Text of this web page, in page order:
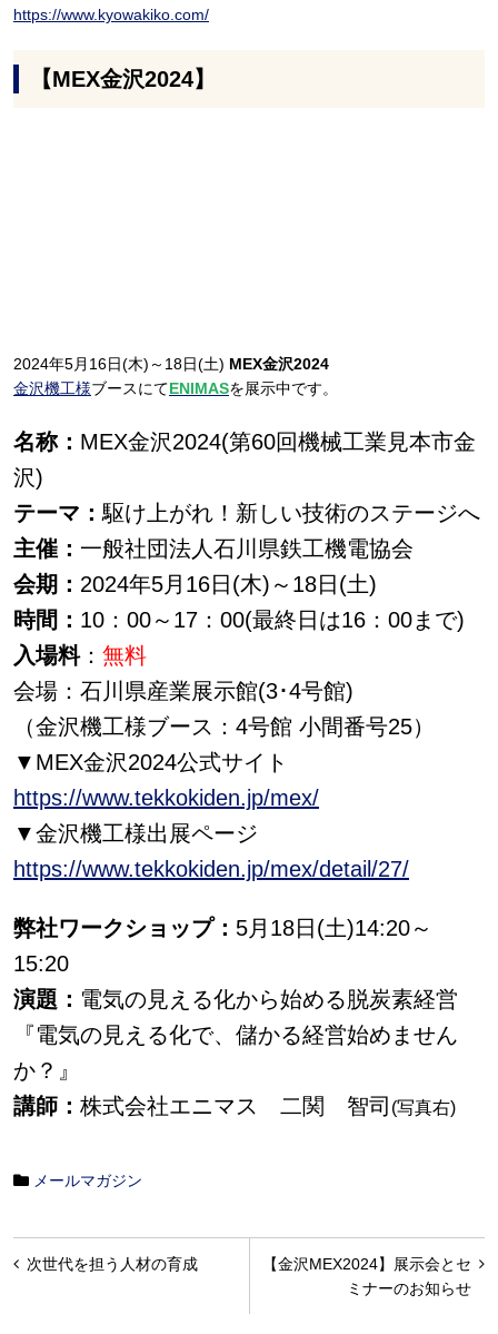
https://www.kyowakiko.com/
【MEX金沢2024】
2024年5月16日(木)～18日(土) MEX金沢2024
金沢機工様ブースにてENIMASを展示中です。
名称： MEX金沢2024(第60回機械工業見本市金
沢)
テーマ： 駆け上がれ！新しい技術のステージへ
主催： 一般社団法人石川県鉄工機電協会
会期： 2024年5月16日(木)～18日(土)
時間： 10：00～17：00(最終日は16：00まで)
入場料： 無料
会場：石川県産業展示館(3･4号館)
（金沢機工様ブース：4号館 小間番号25）
▼MEX金沢2024公式サイト
https://www.tekkokiden.jp/mex/
▼金沢機工様出展ページ
https://www.tekkokiden.jp/mex/detail/27/
弊社ワークショップ： 5月18日(土)14:20～
15:20
演題： 電気の見える化から始める脱炭素経営
『電気の見える化で、儲かる経営始めません
か？』
講師： 株式会社エニマス 二関 智司 (写真右)
メールマガジン
投
【金沢MEX2024】展示会とセ
ミナーのお知らせ
次世代を担う人材の育成